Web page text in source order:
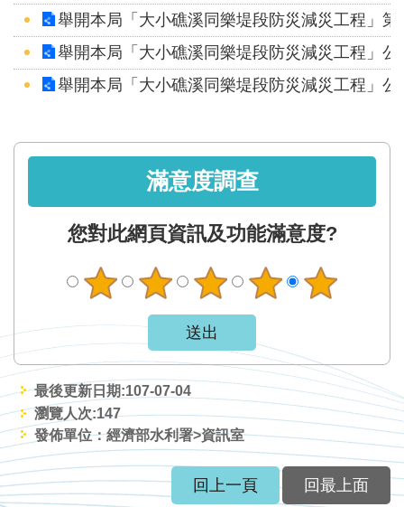
English
RSS
動
政
府
站
資
料
開
舉開本局「大小礁溪同樂堤段防災減災工程」第
舉開本局「大小礁溪同樂堤段防災減災工程」公
舉開本局「大小礁溪同樂堤段防災減災工程」公
滿意度調查
您對此網頁資訊及功能滿意度?
最後更新日期:107-07-04
瀏覽人次:147
發佈單位：經濟部水利署>資訊室
回上一頁 回最上面